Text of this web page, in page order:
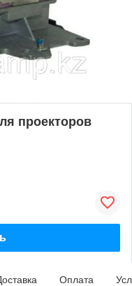
проекторов
Оплата